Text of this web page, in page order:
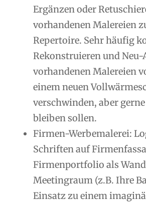
Ergänzen oder
vorhandenen Malereien
Repertoire. Sehr häufig
Rekonstruieren und
vorhandenen Malereien
einem neuen
verschwinden, aber
bleiben sollen.
Firmen-Werbemalerei:
Schriften auf
Firmenportfolio als
Meetingraum (z.B. Ihre
Einsatz zu einem